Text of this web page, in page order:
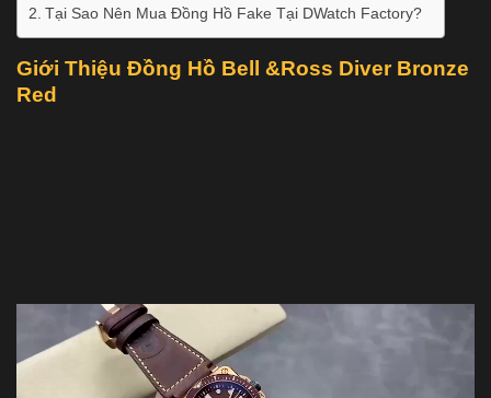
Tại Sao Nên Mua Đồng Hồ Fake Tại DWatch Factory?
Giới Thiệu Đồng Hồ Bell &Ross Diver Bronze
Red